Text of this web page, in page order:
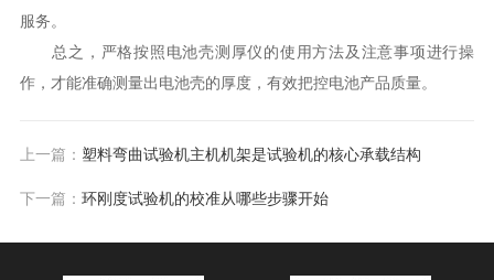
服务。
总之，严格按照电池壳测厚仪的使用方法及注意事项进行操
作，才能准确测量出电池壳的厚度，有效把控电池产品质量。
上一篇： 塑料弯曲试验机主机机架是试验机的核心承载结构
下一篇： 环刚度试验机的校准从哪些步骤开始